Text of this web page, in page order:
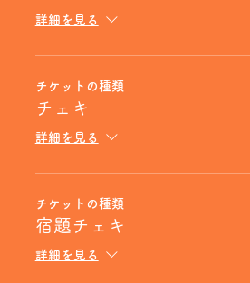
詳細を見る
チケットの種類
チェキ
詳細を見る
チケットの種類
宿題チェキ
詳細を見る